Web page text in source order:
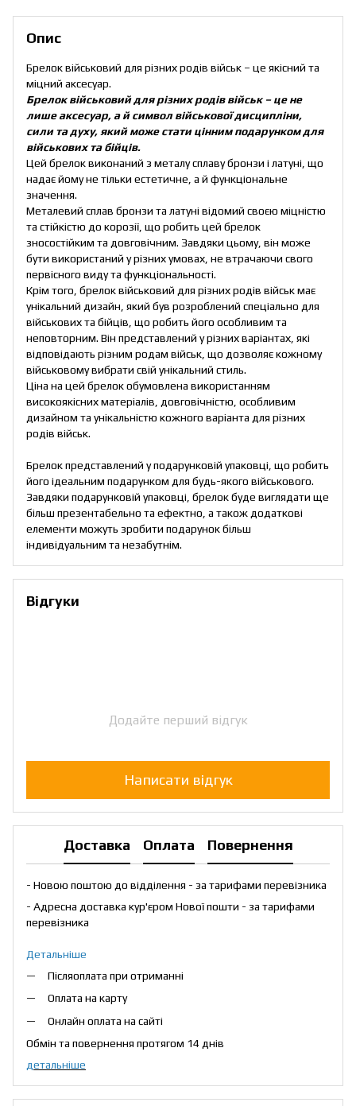
Опис
Брелок військовий для різних родів військ – це якісний та
міцний аксесуар.
Брелок військовий для різних родів військ – це не
лише аксесуар, а й символ військової дисципліни,
сили та духу, який може стати цінним подарунком для
військових та бійців.
Цей брелок виконаний з металу сплаву бронзи і латуні, що
надає йому не тільки естетичне, а й функціональне
значення.
Металевий сплав бронзи та латуні відомий своєю міцністю
та стійкістю до корозії, що робить цей брелок
зносостійким та довговічним. Завдяки цьому, він може
бути використаний у різних умовах, не втрачаючи свого
первісного виду та функціональності.
Крім того, брелок військовий для різних родів військ має
унікальний дизайн, який був розроблений спеціально для
військових та бійців, що робить його особливим та
неповторним. Він представлений у різних варіантах, які
відповідають різним родам військ, що дозволяє кожному
військовому вибрати свій унікальний стиль.
Ціна на цей брелок обумовлена використанням
високоякісних матеріалів, довговічністю, особливим
дизайном та унікальністю кожного варіанта для різних
родів військ.
Брелок представлений у подарунковій упаковці, що робить
його ідеальним подарунком для будь-якого військового.
Завдяки подарунковій упаковці, брелок буде виглядати ще
більш презентабельно та ефектно, а також додаткові
елементи можуть зробити подарунок більш
індивідуальним та незабутнім.
Відгуки
Додайте перший відгук
Написати відгук
Доставка Оплата Повернення
- Новою поштою до відділення - за тарифами перевізника
- Адресна доставка кур'єром Нової пошти - за тарифами
перевізника
Детальніше
Післяоплата при отриманні
Оплата на карту
Онлайн оплата на сайті
Обмін та повернення протягом 14 днів
детальніше